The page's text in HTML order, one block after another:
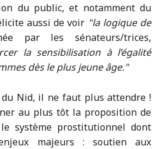
du public, et notamment du
aussi de voir la logique de
par les sénateurs/trices,
la sensibilisation à l’égalité
dès le plus jeune âge.
Nid, il ne faut plus attendre !
au plus tôt la proposition de
système prostitutionnel dont
majeurs : soutien aux